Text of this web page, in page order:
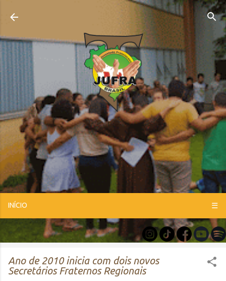
Pular para o conteúdo principal
INÍCIO ☰
Ano de 2010 inicia com dois novos
Secretários Fraternos Regionais